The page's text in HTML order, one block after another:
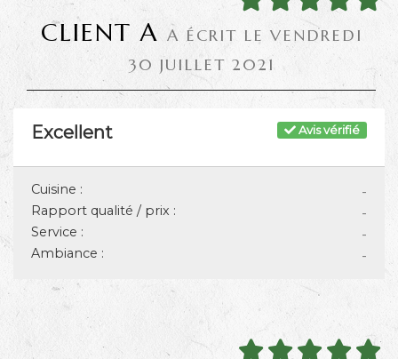
CLIENT A A ÉCRIT LE VENDREDI
30 JUILLET 2021
Avis vérifié
Excellent
-
Cuisine :
-
Rapport qualité / prix :
-
Service :
-
Ambiance :